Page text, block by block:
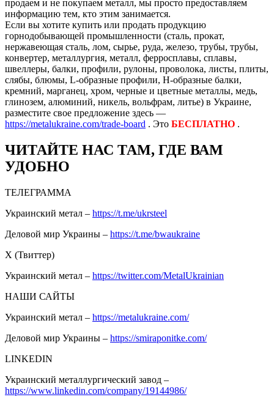
продаем и не покупаем металл, мы просто предоставляем
информацию тем, кто этим занимается.
Если вы хотите купить или продать продукцию
горнодобывающей промышленности (сталь, прокат,
нержавеющая сталь, лом, сырье, руда, железо, трубы, трубы,
конвертер, металлургия, металл, ферросплавы, сплавы,
швеллеры, балки, профили, рулоны, проволока, листы, плиты,
слябы, блюмы, L-образные профили, H-образные балки,
кремний, марганец, хром, черные и цветные металлы, медь,
глинозем, алюминий, никель, вольфрам, литье) в Украине,
разместите свое предложение здесь —
https://metalukraine.com/trade-board . Это БЕСПЛАТНО .
ЧИТАЙТЕ НАС ТАМ, ГДЕ ВАМ
УДОБНО
ТЕЛЕГРАММА
Украинский метал – https://t.me/ukrsteel
Деловой мир Украины – https://t.me/bwaukraine
Х (Твиттер)
Украинский метал – https://twitter.com/MetalUkrainian
НАШИ САЙТЫ
Украинский метал – https://metalukraine.com/
Деловой мир Украины – https://smiraponitke.com/
LINKEDIN
Украинский металлургический завод –
https://www.linkedin.com/company/19144986/